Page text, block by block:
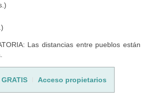
Las distancias entre pueblos están
Acceso propietarios